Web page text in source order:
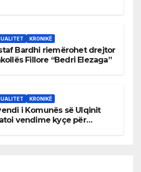
KRONIKË
Bardhi riemërohet drejtor
Fillore “Bedri Elezaga”
KRONIKË
i Komunës së Ulqinit
vendime kyçe për